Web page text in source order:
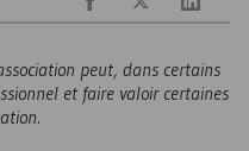
peut, dans certains
et faire valoir certaines